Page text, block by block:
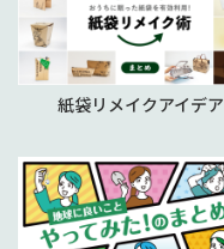
紙袋リメイクアイデア